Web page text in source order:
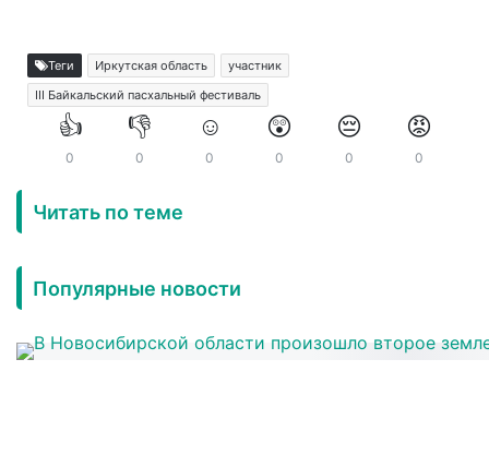
Теги Иркутская область
участник
III Байкальский пасхальный фестиваль
👍
0
👎
0
☺️
0
😲
0
😔
0
😡
0
Читать по теме
Популярные новости